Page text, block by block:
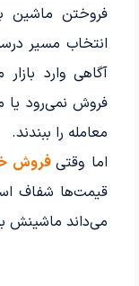
فروختن ماشین
انتخاب مسیر
آگاهی وارد
فروش نمی‌رود یا
معامله را ببندند.
اما وقتیفروش
قیمت‌ها شفاف
می‌داند ماشینش